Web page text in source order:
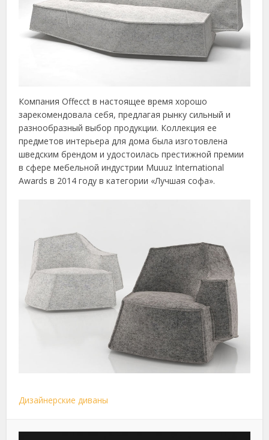
Компания Offecct в настоящее время хорошо
зарекомендовала себя, предлагая рынку сильный и
разнообразный выбор продукции. Коллекция ее
предметов интерьера для дома была изготовлена
шведским брендом и удостоилась престижной премии
в сфере мебельной индустрии Muuuz International
Awards в 2014 году в категории «Лучшая софа».
Дизайнерские диваны